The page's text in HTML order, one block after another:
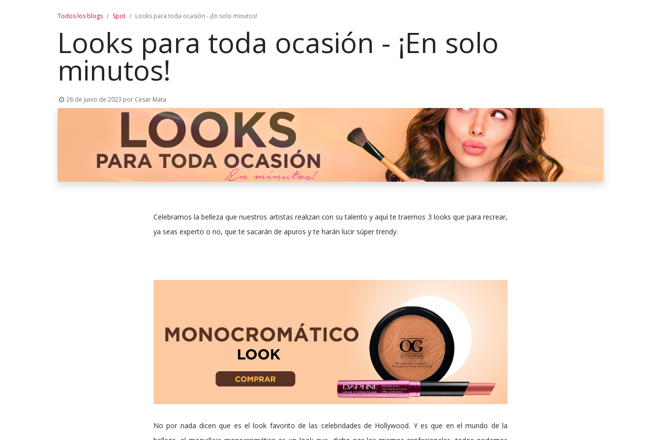
Todos los blogs Spot Looks para toda ocasión - ¡En solo minutos!
Looks para toda ocasión - ¡En solo
minutos!
26 de junio de 2023 por Cesar Mata
Celebramos la belleza que nuestros artistas realizan con su talento y aquí te traemos 3 looks que para recrear,
ya seas experto o no, que te sacarán de apuros y te harán lucir súper trendy.
No por nada dicen que es el look favorito de las celebridades de Hollywood. Y es que en el mundo de la